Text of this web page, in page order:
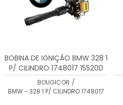
BOBINA DE IGNIÇÃO BMW 328 1
P/ CILINDRO 1748017 155200
BOUGICOR /
BMW - 328 1 P/ CILINDRO 1748017